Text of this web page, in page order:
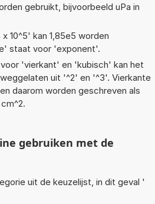
gebruikt, bijvoorbeeld uPa in
10^5' kan 1,85e5 worden
staat voor 'exponent'.
'vierkant' en 'kubisch' kan het
uit '^2' en '^3'. Vierkante
daarom worden geschreven als
gebruiken met de
uit de keuzelijst, in dit geval '